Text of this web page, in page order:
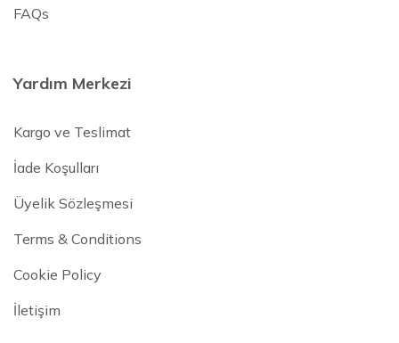
FAQs
Yardım Merkezi
Kargo ve Teslimat
İade Koşulları
Üyelik Sözleşmesi
Terms & Conditions
Cookie Policy
İletişim